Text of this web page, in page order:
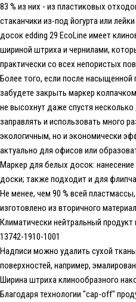
83 % из них - из пластиковых
стаканчики из-под йогурта или
досок edding 29 EcoLine имеет
шириной штриха и чернилами,
практически со всех непористых
Более того, если после насыщенной
забудете закрыть маркер
не высохнут даже спустя
заправлять и использовать много
экологичным, но и экономически
актуально для офисов или
Маркер для белых досок:
доски; также подходит и для
Не менее, чем 90 % всей
изготовлено из вторичного
Климатически нейтральный
13742-1910-1001
Надписи можно удалить сухой
поверхностей, например,
Ширина штриха клинообразного
Благодаря технологии "cap-off"